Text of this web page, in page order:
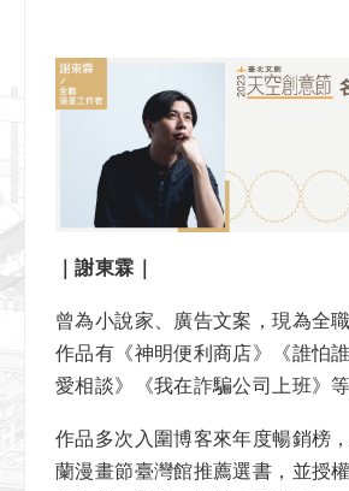
｜謝東霖｜
曾為小說家、廣告文案，現為全
作品有《神明便利商店》《誰怕
愛相談》《我在詐騙公司上班》等
作品多次入圍博客來年度暢銷榜
蘭漫畫節臺灣館推薦選書，並授